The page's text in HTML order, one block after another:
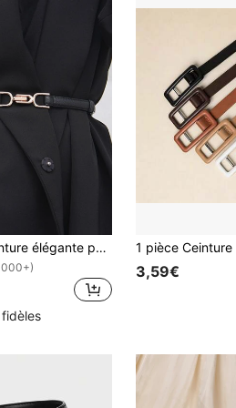
Boucle de ceinture élégante pour femme, décoration réglable, peut être associée à des jupes, ceinture de taille fine simple, ceinture de pull, ceinture décorative de style coréen, convient pour l'automne, Halloween et autres occasions.
3,59€